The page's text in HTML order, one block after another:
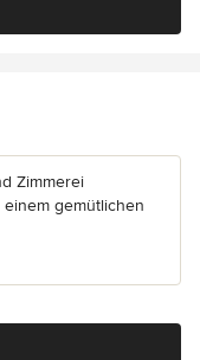
Zimmerei
einem gemütlichen